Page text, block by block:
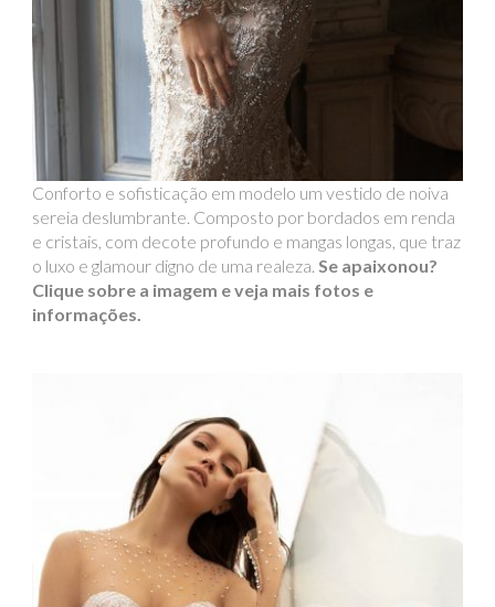
Conforto e sofisticação em modelo um vestido de noiva
sereia deslumbrante. Composto por bordados em renda
e cristais, com decote profundo e mangas longas, que traz
o luxo e glamour digno de uma realeza. Se apaixonou?
Clique sobre a imagem e veja mais fotos e
informações.